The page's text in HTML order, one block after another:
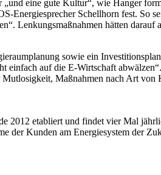
eine gute Kultur“, wie Hanger
Energiesprecher Schellhorn fest. So
Lenkungsmaßnahmen hätten darauf
sowie ein
einfach auf die E-Wirtschaft
Mutlosigkeit, Maßnahmen nach Art
2012 etabliert und findet vier Mal
der Kunden am Energiesystem der